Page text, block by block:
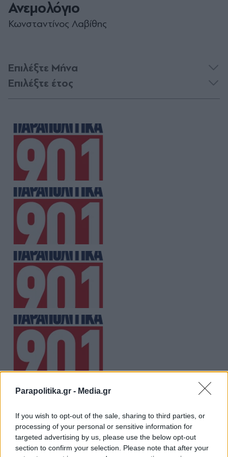
Parapolitika.gr - Media.gr
If you wish to opt-out of the sale, sharing to third parties, or
processing of your personal or sensitive information for
targeted advertising by us, please use the below opt-out
section to confirm your selection. Please note that after your
Ανεμολόγιο
Κωνσταντίνος Λαβίθης
Επιλέξτε Μήνα
Επιλέξτε έτος